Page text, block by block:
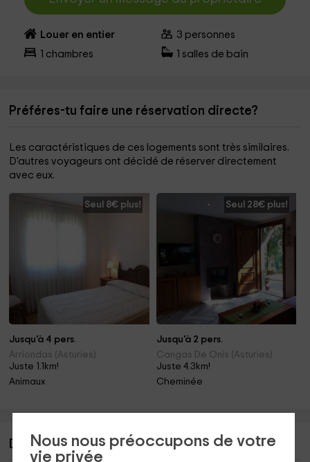
Nous nous préoccupons de votre
vie privée
Louer en entier 3 personnes
chambres salles de bain
Préféres-tu faire une réservation directe?
Les caractéristiques de ces logements sont très similaires.
D'autres voyageurs ont décidé de réserver directement
avec eux.
Seul 8€ plus!
Jusqu'à 4 pers.
Arriondas (Asturies)
Juste 1.1km!
Animaux
Seul 28€ plus!
Jusqu'à 2 pers.
Cangas De Onis (Asturies)
Juste 4.3km!
Cheminée
Description de Apartamento Sumiciu